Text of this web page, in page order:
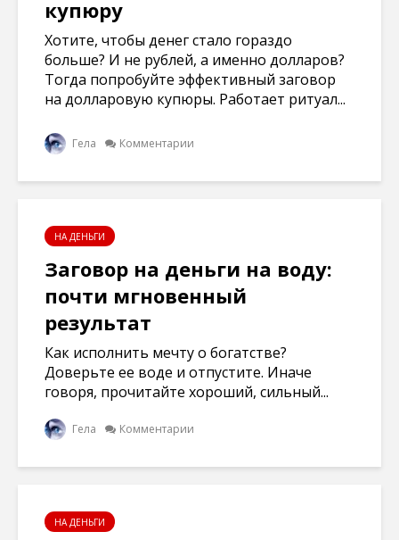
купюру
Хотите, чтобы денег стало гораздо
больше? И не рублей, а именно долларов?
Тогда попробуйте эффективный заговор
на долларовую купюры. Работает ритуал...
Гела Комментарии
НА ДЕНЬГИ
Заговор на деньги на воду:
почти мгновенный
результат
Как исполнить мечту о богатстве?
Доверьте ее воде и отпустите. Иначе
говоря, прочитайте хороший, сильный...
Гела Комментарии
НА ДЕНЬГИ